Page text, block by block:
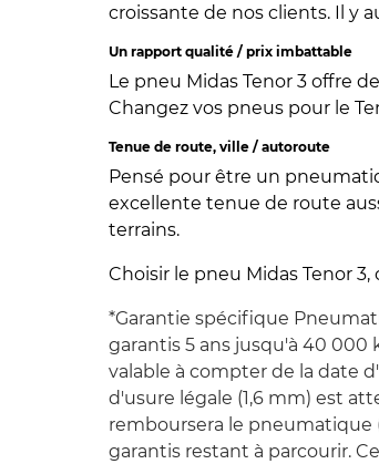
croissante de nos clients. Il y
Un rapport qualité / prix imbattable
Le pneu Midas Tenor 3 offre
Changez vos pneus pour le
Tenue de route, ville / autoroute
Pensé pour être un
excellente tenue de route
terrains.
Choisir le pneu Midas Tenor
*Garantie spécifique
garantis 5 ans jusqu'à 40 000
valable à compter de la date
d'usure légale (1,6 mm) est
remboursera le pneumatique
garantis restant à parcourir.